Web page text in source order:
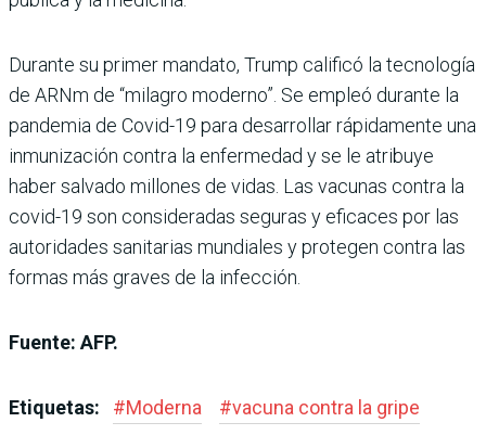
Durante su primer mandato, Trump calificó la tecnología
de ARNm de “milagro moderno”. Se empleó durante la
pandemia de Covid-19 para desarrollar rápidamente una
inmunización contra la enfermedad y se le atribuye
haber salvado millones de vidas. Las vacunas contra la
covid-19 son consideradas seguras y eficaces por las
autoridades sanitarias mundiales y protegen contra las
formas más graves de la infección.
Fuente: AFP.
Etiquetas: #Moderna #vacuna contra la gripe